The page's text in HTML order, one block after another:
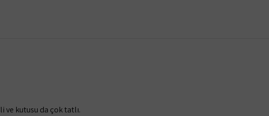
ve kutusu da çok tatlı.